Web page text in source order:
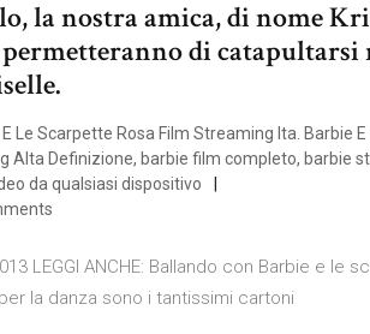
la nostra amica, di nome
di
E Le Scarpette Rosa Film Streaming Ita. Barbie
Alta Definizione, barbie film completo, barbie
da qualsiasi dispositivo
LEGGI ANCHE: Ballando con Barbie e
la danza sono i tantissimi cartoni